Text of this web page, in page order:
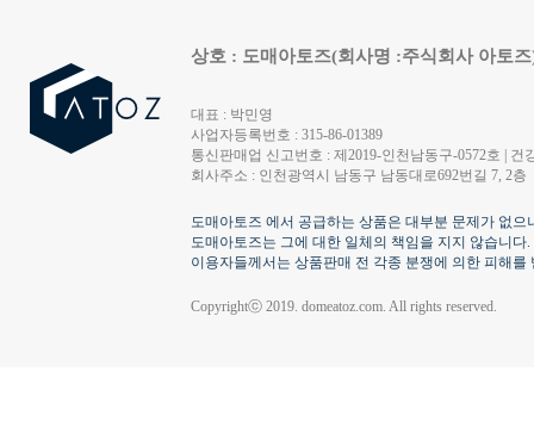
상호 : 도매아토즈(회사명 :주식회사 아토
대표 : 박민영
사업자등록번호 : 315-86-01389
통신판매업 신고번호 : 제2019-인천남동구-0572호 | 건
회사주소 : 인천광역시 남동구 남동대로692번길 7, 2층
도매아토즈 에서 공급하는 상품은 대부분 문제가 없
도매아토즈는 그에 대한 일체의 책임을 지지 않습니다.
이용자들께서는 상품판매 전 각종 분쟁에 의한 피해
Copyrightⓒ 2019. domeatoz.com. All rights reserved.